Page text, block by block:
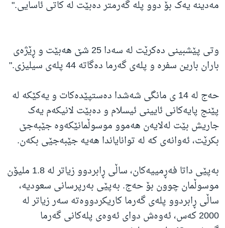
مەدینە یەک بۆ دوو پلە گەرمتر دەبێت لە کاتی ئاسایی."
وتی پێشبینی دەکرێت لە سەدا 25 شێ هەبێت و ڕێژەی
باران بارین سفرە و پلەی گەرما دەگاتە 44 پلەی سیلیزی."
حەج لە 14 ی مانگی شەشدا دەستپێدەکات و یەکێکە لە
پێنج پایەکانی ئایینی ئیسلام و دەبێت لانیکەم یەک
جاریش بێت لەلایەن هەموو موسوڵمانێکەوە جێبەجێ
بکرێت، ئەوانەی کە لە توانایاندا هەیە جێبەجێی بکەن.
بەپێی داتا فەڕمییەکان، ساڵی ڕابردوو زیاتر لە 1.8 ملیۆن
موسوڵمان چوون بۆ حەج. بەپێی بەرپرسانی سعودیە،
ساڵی ڕابردوو پلەی گەرما کاریکردووەتە سەر زیاتر لە
2000 کەس، ئەوەش دوای ئەوەی پلەکانی گەرما